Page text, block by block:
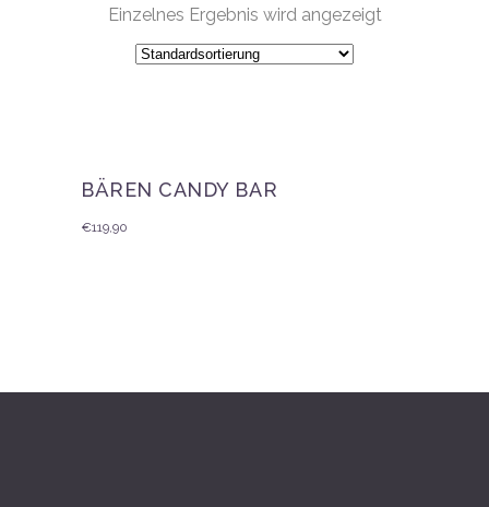
Einzelnes Ergebnis wird angezeigt
BÄREN CANDY BAR
€119,90